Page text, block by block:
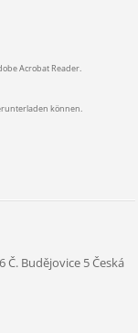
Acrobat Reader.
können.
Č. Budějovice 5Česká